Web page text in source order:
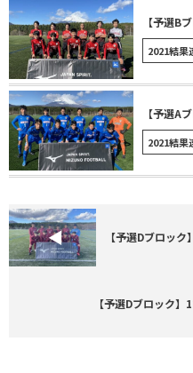
【予選B
2021結果
【予選A
2021結果
【予選Dブロッ
【予選Dブロック